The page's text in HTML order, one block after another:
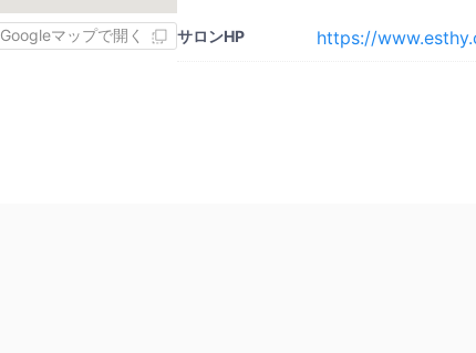
Googleマップで開く サロンHP https://